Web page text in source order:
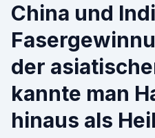
China und
der
kannte man
hinaus als